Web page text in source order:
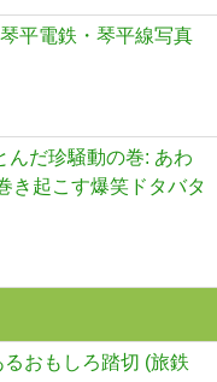
平電鉄・琴平線写真
んだ珍騒動の巻: あわ
き起こす爆笑ドタバタ
おもしろ踏切 (旅鉄